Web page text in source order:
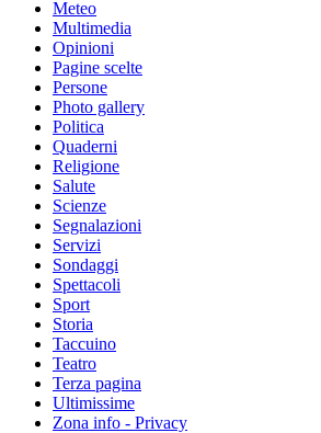
Meteo
Multimedia
Opinioni
Pagine scelte
Persone
Photo gallery
Politica
Quaderni
Religione
Salute
Scienze
Segnalazioni
Servizi
Sondaggi
Spettacoli
Sport
Storia
Taccuino
Teatro
Terza pagina
Ultimissime
Zona info - Privacy